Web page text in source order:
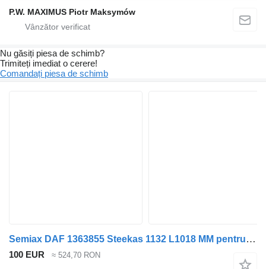
P.W. MAXIMUS Piotr Maksymów
Nu găsiți piesa de schimb?
Trimiteți imediat o cerere!
Comandați piesa de schimb
Semiax DAF 1363855 Steekas 1132 L1018 MM pentru camion DAF CF65(IV)
100 EUR ≈ 524,70 RON